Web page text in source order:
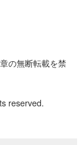
の無断転載を禁
reserved.